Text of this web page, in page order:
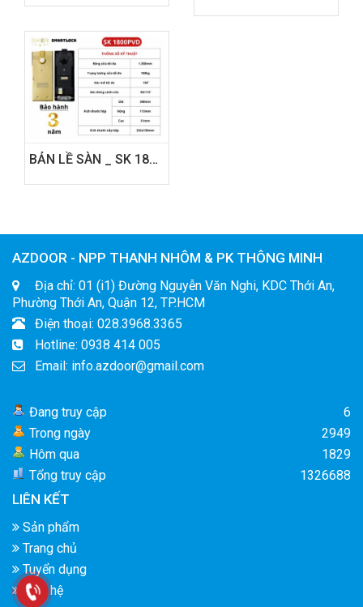
BẢN LỀ SÀN _ SK 1800PVD
AZDOOR - NPP THANH NHÔM & PK THÔNG MINH
Địa chỉ: 01 (i1) Đường Nguyễn Văn Nghi, KDC Thới An,
Phường Thới An, Quận 12, TP.HCM
Điện thoại: 028.3968.3365
Hotline: 0938 414 005
Email: info.azdoor@gmail.com
Đang truy cập
6
Trong ngày
2949
Hôm qua
1829
Tổng truy cập
1326688
LIÊN KẾT
Sản phẩm
Trang chủ
Tuyển dụng
Liên hệ